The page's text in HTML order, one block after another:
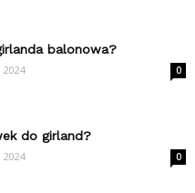
balonowa?
2024 0
do girland?
2024 0